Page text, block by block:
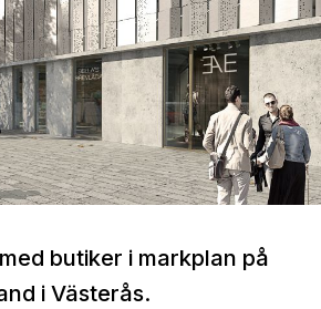
butiker i markplan på
i Västerås.